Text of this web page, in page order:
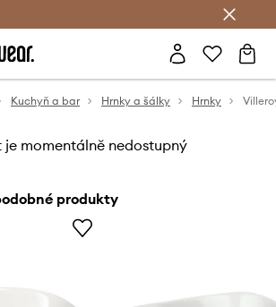
Kuchyň a bar Hrnky a šálky Hrnky
momentálně nedostupný
produkty